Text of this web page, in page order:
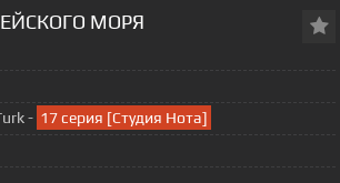
МОРЯ
- 17 серия [Студия Нота]